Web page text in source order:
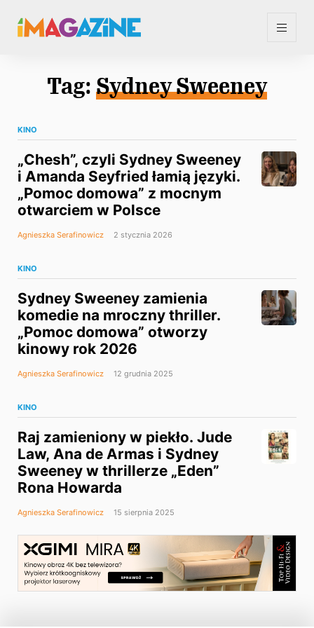
Tag: Sydney Sweeney
KINO
„Chesh”, czyli Sydney Sweeney
i Amanda Seyfried łamią języki.
„Pomoc domowa” z mocnym
otwarciem w Polsce
Agnieszka Serafinowicz 2 stycznia 2026
KINO
Sydney Sweeney zamienia
komedie na mroczny thriller.
„Pomoc domowa” otworzy
kinowy rok 2026
Agnieszka Serafinowicz 12 grudnia 2025
KINO
Raj zamieniony w piekło. Jude
Law, Ana de Armas i Sydney
Sweeney w thrillerze „Eden”
Rona Howarda
Agnieszka Serafinowicz 15 sierpnia 2025